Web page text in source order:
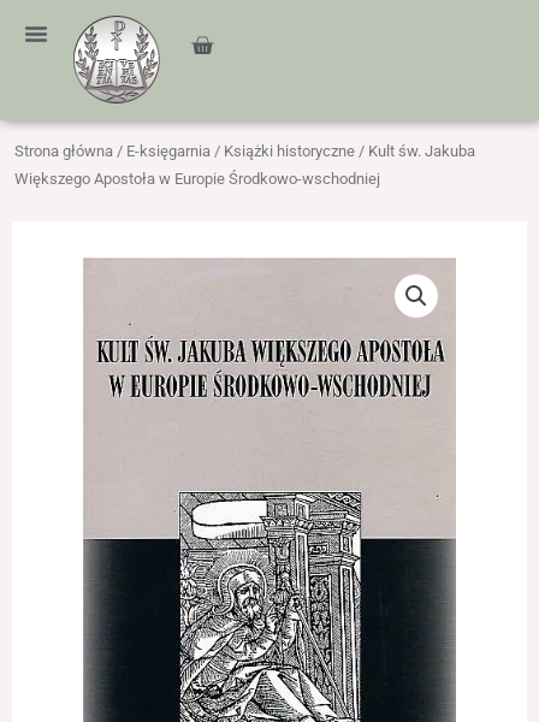
treści
Cart
Strona główna / E-księgarnia / Książki historyczne / Kult św. Jakuba
Większego Apostoła w Europie Środkowo-wschodniej
Konieczne
Te pliki cookie
nie są
opcjonalne. Są